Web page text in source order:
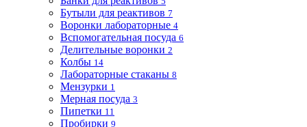
Бутыли для реактивов 7
Воронки лабораторные 4
Вспомогательная посуда 6
Делительные воронки 2
Колбы 14
Лабораторные стаканы 8
Мензурки 1
Мерная посуда 3
Пипетки 11
Пробирки 9